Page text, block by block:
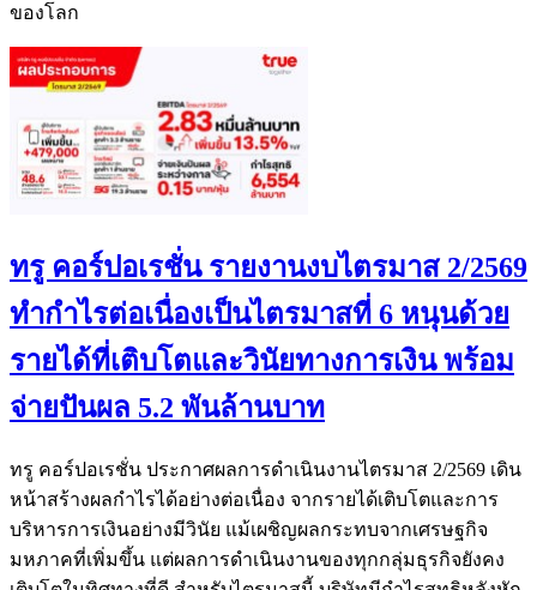
ของโลก
ทรู คอร์ปอเรชั่น รายงานงบไตรมาส 2/2569
ทำกำไรต่อเนื่องเป็นไตรมาสที่ 6 หนุนด้วย
รายได้ที่เติบโตและวินัยทางการเงิน พร้อม
จ่ายปันผล 5.2 พันล้านบาท
ทรู คอร์ปอเรชั่น ประกาศผลการดำเนินงานไตรมาส 2/2569 เดิน
หน้าสร้างผลกำไรได้อย่างต่อเนื่อง จากรายได้เติบโตและการ
บริหารการเงินอย่างมีวินัย แม้เผชิญผลกระทบจากเศรษฐกิจ
มหภาคที่เพิ่มขึ้น แต่ผลการดำเนินงานของทุกกลุ่มธุรกิจยังคง